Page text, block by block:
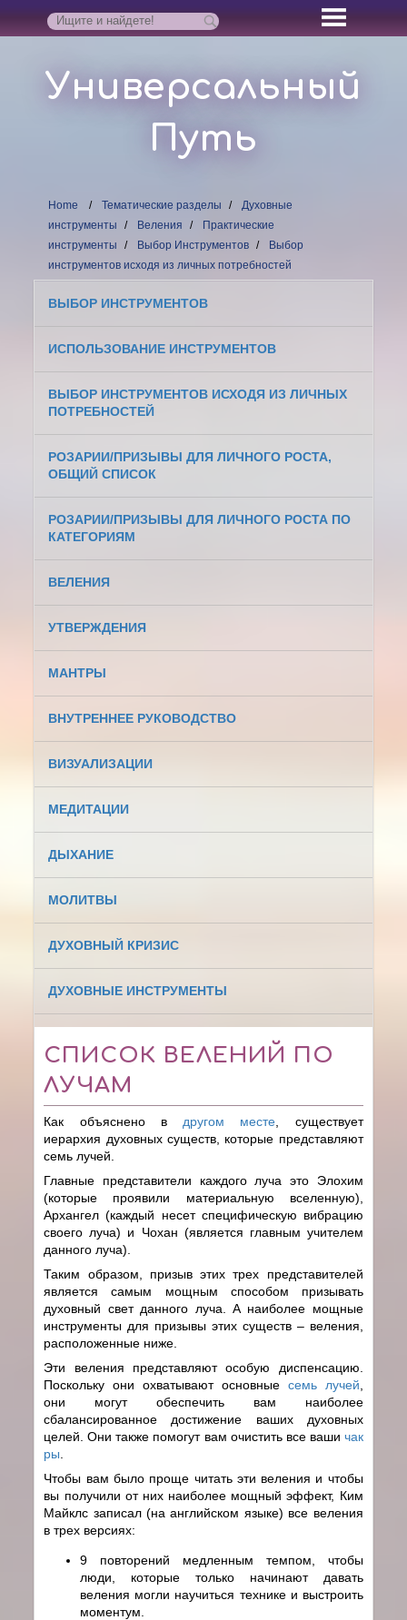
Универсальный
Путь
Home Тематические разделы
Духовные
инструменты
Веления
Практические
инструменты
Выбор Инструментов
Выбор
инструментов исходя из личных потребностей
ВЫБОР ИНСТРУМЕНТОВ
ИСПОЛЬЗОВАНИЕ ИНСТРУМЕНТОВ
ВЫБОР ИНСТРУМЕНТОВ ИСХОДЯ ИЗ ЛИЧНЫХ
ПОТРЕБНОСТЕЙ
РОЗАРИИ/ПРИЗЫВЫ ДЛЯ ЛИЧНОГО РОСТА,
ОБЩИЙ СПИСОК
РОЗАРИИ/ПРИЗЫВЫ ДЛЯ ЛИЧНОГО РОСТА ПО
КАТЕГОРИЯМ
ВЕЛЕНИЯ
УТВЕРЖДЕНИЯ
МАНТРЫ
ВНУТРЕННЕЕ РУКОВОДСТВО
ВИЗУАЛИЗАЦИИ
МЕДИТАЦИИ
ДЫХАНИЕ
МОЛИТВЫ
ДУХОВНЫЙ КРИЗИС
ДУХОВНЫЕ ИНСТРУМЕНТЫ
СПИСОК ВЕЛЕНИЙ ПО
ЛУЧАМ
Как объяснено в другом месте , существует
иерархия духовных существ, которые представляют
семь лучей.
Главные представители каждого луча это Элохим
(которые проявили материальную вселенную),
Архангел (каждый несет специфическую вибрацию
своего луча) и Чохан (является главным учителем
данного луча).
Таким образом, призыв этих трех представителей
является самым мощным способом призывать
духовный свет данного луча. А наиболее мощные
инструменты для призывы этих существ – веления,
расположенные ниже.
Эти веления представляют особую диспенсацию.
Поскольку они охватывают основные семь лучей
они могут обеспечить вам наиболее
сбалансированное достижение ваших духовных
целей. Они также помогут вам очистить все ваши чак
ры
Чтобы вам было проще читать эти веления и чтобы
вы получили от них наиболее мощный эффект, Ким
Майклс записал (на английском языке) все веления
в трех версиях:
9 повторений медленным темпом, чтобы
люди, которые только начинают давать
веления могли научиться технике и выстроить
моментум.